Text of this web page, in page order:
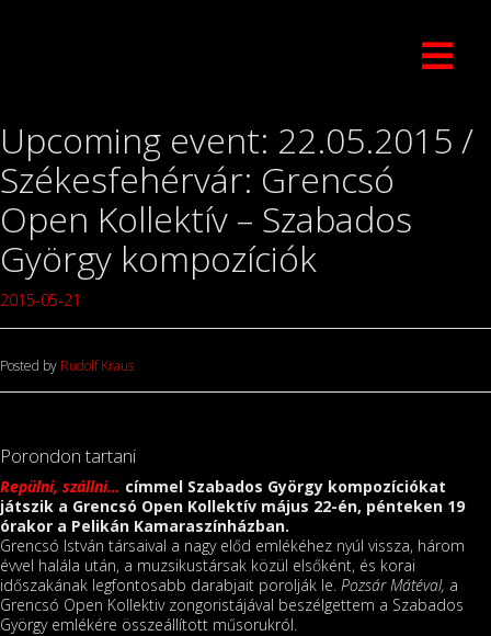
Upcoming event: 22.05.2015 /
Székesfehérvár: Grencsó
Open Kollektív – Szabados
György kompozíciók
2015-05-21
Posted by Rudolf Kraus
Porondon tartani
Repülni, szállni… címmel Szabados György kompozíciókat
játszik a Grencsó Open Kollektív május 22-én, pénteken 19
órakor a Pelikán Kamaraszínházban.
Grencsó István társaival a nagy előd emlékéhez nyúl vissza, három
évvel halála után, a muzsikustársak közül elsőként, és korai
időszakának legfontosabb darabjait porolják le. Pozsár Mátéval, a
Grencsó Open Kollektiv zongoristájával beszélgettem a Szabados
György emlékére összeállított műsorukról.